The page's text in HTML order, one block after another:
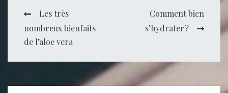
Navigation
de
l’article
Les très
nombreux bienfaits
de l’aloe vera
Comment bien
s’hydrater ?